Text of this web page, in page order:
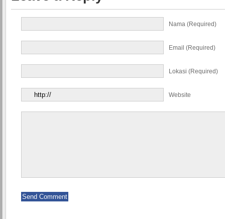
Nama (required)
Email (required)
Lokasi (required)
Website